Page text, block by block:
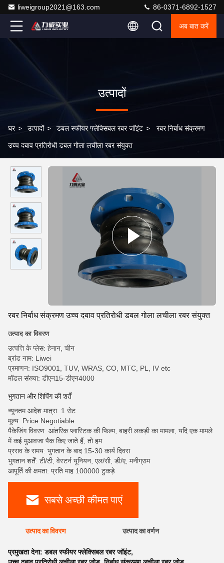
liweigroup2021@163.com 86-0371-6892-1527
अब बात करें
उत्पादों
घर > उत्पादों > डबल स्फीयर फ्लेक्सिबल रबर जॉइंट > रबर निर्बाध संक्रमण
उच्च दबाव प्रतिरोधी डबल गोला लचीला रबर संयुक्त
रबर निर्बाध संक्रमण उच्च दबाव प्रतिरोधी डबल गोला लचीला रबर संयुक्त
उत्पाद का विवरण
उत्पत्ति के प्लेस: हेनान, चीन
ब्रांड नाम: Liwei
प्रमाणन: ISO9001, TUV, WRAS, CO, MTC, PL, IV etc
मॉडल संख्या: डीएन15-डीएन4000
भुगतान और शिपिंग की शर्तें
न्यूनतम आदेश मात्रा: 1 सेट
मूल्य: Price Negotiable
पैकेजिंग विवरण: आंतरिक प्लास्टिक की फिल्म, बाहरी लकड़ी का मामला, यदि एक मामले
में कई मुआवजा पैक किए जाते हैं, तो हम
प्रसव के समय: भुगतान के बाद 15-30 कार्य दिवस
भुगतान शर्तें: टी/टी, वेस्टर्न यूनियन, एल/सी, डी/ए, मनीग्राम
आपूर्ति की क्षमता: प्रति माह 100000 टुकड़े
सबसे अच्छी कीमत पाएं
उत्पाद का विवरण उत्पाद का वर्णन
प्रमुखता देना:डबल स्फीयर फ्लेक्सिबल रबर जॉइंट,